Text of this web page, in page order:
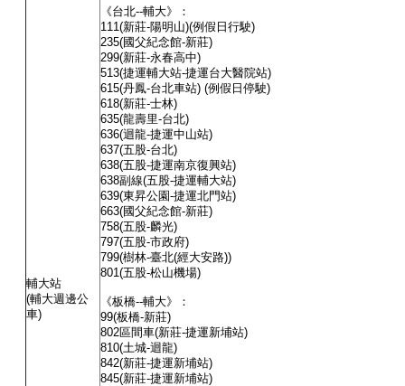
輔大站
(輔大週邊公
車)
《台北--輔大》：
111 (新莊-陽明山)(例假日行駛)
235(國父紀念館-新莊)
299(新莊-永春高中)
513(捷運輔大站-捷運台大醫院站)
615(丹鳳-台北車站) (例假日停駛)
618(新莊-士林)
635(龍壽里-台北)
636(迴龍-捷運中山站)
637(五股-台北)
638(五股-捷運南京復興站)
638副線(五股-捷運輔大站)
639(東昇公園-捷運北門站)
663(國父紀念館-新莊)
758(五股-麟光)
797(五股-市政府)
799(樹林-臺北(經大安路))
801 (五股-松山機場)
《板橋--輔大》：
99(板橋-新莊)
802區間車(新莊-捷運新埔站)
810(土城-迴龍)
842(新莊-捷運新埔站)
845(新莊-捷運新埔站)